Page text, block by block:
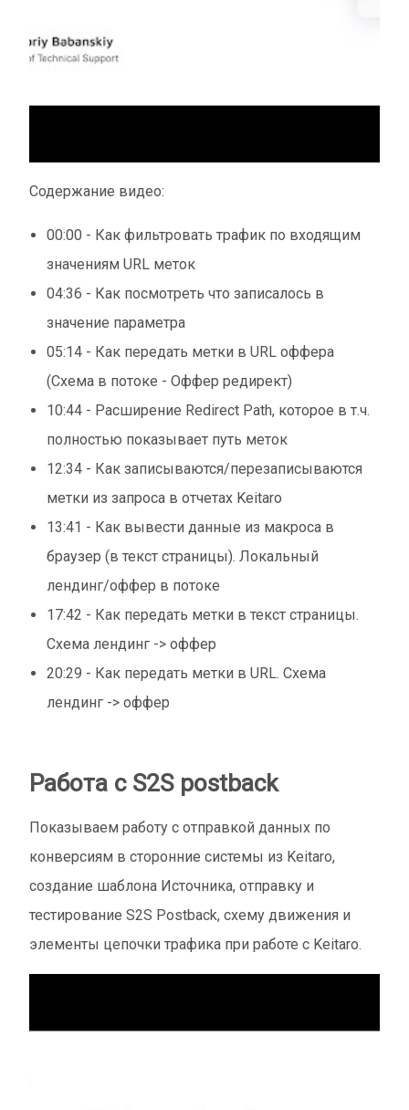
Содержание видео:
00:00 - Как фильтровать трафик по входящим
значениям URL меток
04:36 - Как посмотреть что записалось в
значение параметра
05:14 - Как передать метки в URL оффера
(Схема в потоке - Оффер редирект)
10:44 - Расширение Redirect Path, которое в т.ч.
полностью показывает путь меток
12:34 - Как записываются/перезаписываются
метки из запроса в отчетах Keitaro
13:41 - Как вывести данные из макроса в
браузер (в текст страницы). Локальный
лендинг/оффер в потоке
17:42 - Как передать метки в текст страницы.
Схема лендинг -> оффер
20:29 - Как передать метки в URL. Схема
лендинг -> оффер
Работа с S2S postback
Показываем работу с отправкой данных по
конверсиям в сторонние системы из Keitaro,
создание шаблона Источника, отправку и
тестирование S2S Postback, схему движения и
элементы цепочки трафика при работе с Keitaro.